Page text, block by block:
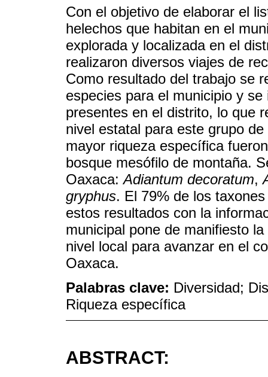
Con el objetivo de elaborar el
helechos que habitan en el
explorada y localizada en el
realizaron diversos viajes de
Como resultado del trabajo se
especies para el municipio y
presentes en el distrito, lo que
nivel estatal para este grupo
mayor riqueza específica
bosque mesófilo de montaña.
Oaxaca:Adiantum decoratum,
gryphus. El 79% de los
estos resultados con la
municipal pone de manifiesto
nivel local para avanzar en el
Oaxaca.
Palabras clave: Diversidad;
Riqueza específica
ABSTRACT: